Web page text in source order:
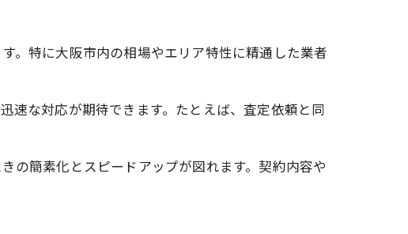
介
れ
ト
。特に大阪市内の相場やエリア特性に精通した業者
速な対応が期待できます。たとえば、査定依頼と同
の簡素化とスピードアップが図れます。契約内容や